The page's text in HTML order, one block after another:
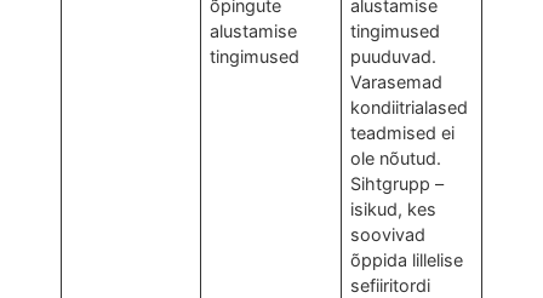
õpingute
alustamise
tingimused
alustamise
tingimused
puuduvad.
Varasemad
kondiitrialased
teadmised ei
ole nõutud.
Sihtgrupp –
isikud, kes
soovivad
õppida lillelise
sefiiritordi